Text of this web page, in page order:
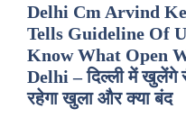
Delhi Cm Arvind
Tells Guideline Of
Know What Open
Delhi – दिल्ली में खुलेंगे
रहेगा खुला और क्या बंद